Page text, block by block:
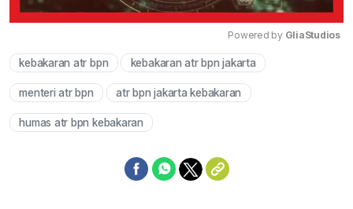
Powered by GliaStudios
kebakaran atr bpn kebakaran atr bpn jakarta
menteri atr bpn atr bpn jakarta kebakaran
humas atr bpn kebakaran